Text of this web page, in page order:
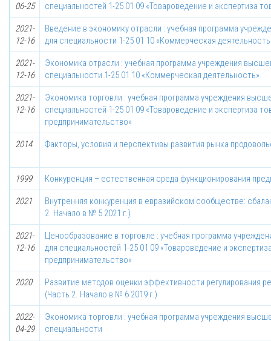
06-25
специальностей 1-25 01 09 «Товароведение и экспертиза
2021-
12-16
Введение в экономику отрасли : учебная программа
для специальности 1-25 01 10 «Коммерческая
2021-
12-16
Экономика отрасли : учебная программа учреждения
специальности 1-25 01 10 «Коммерческая деятельность»
2021-
12-16
Экономика торговли : учебная программа учреждения
специальностей 1-25 01 09 «Товароведение и экспертиза
предпринимательство»
2014 Факторы, условия и перспективы развития рынка
1999 Конкуренция – естественная среда функционирования
2021
Внутренняя конкуренция в евразийском сообществе:
2. Начало в № 5 2021 г.)
2021-
12-16
Ценообразование в торговле : учебная программа
для специальностей 1-25 01 09 «Товароведение и
предпринимательство»
2020
Развитие методов оценки эффективности регулирования
(Часть 2. Начало в № 6 2019 г.)
2022-
04-29
Экономика торговли : учебная программа учреждения
специальности